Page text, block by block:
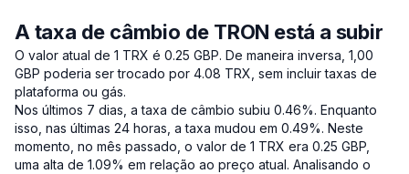
A taxa de câmbio de TRON está a subir
O valor atual de 1 TRX é 0.25 GBP. De maneira inversa, 1,00
GBP poderia ser trocado por 4.08 TRX, sem incluir taxas de
plataforma ou gás.
Nos últimos 7 dias, a taxa de câmbio subiu 0.46%. Enquanto
isso, nas últimas 24 horas, a taxa mudou em 0.49%. Neste
momento, no mês passado, o valor de 1 TRX era 0.25 GBP,
uma alta de 1.09% em relação ao preço atual. Analisando o